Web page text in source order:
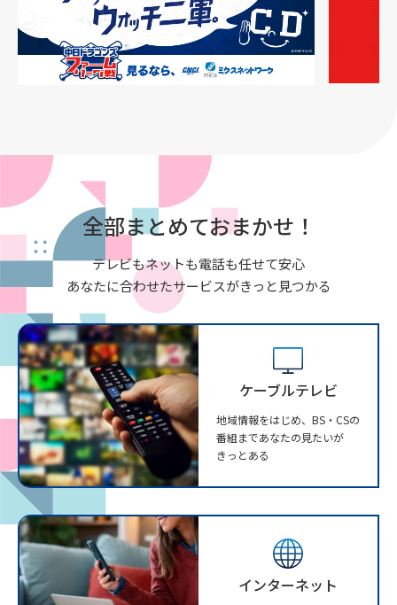
全部まとめておまかせ！
テレビもネットも電話も任せて安心
あなたに合わせたサービスがきっと見つかる
ケーブルテレビ
地域情報をはじめ、BS・CSの
番組まであなたの見たいが
きっとある
インターネット